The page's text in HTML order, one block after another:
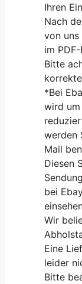
Ihren
Nach
von uns
im
Bitte
*Bei
wird
werden
Mail
Diesen
bei
Wir
Eine
leider
Bitte